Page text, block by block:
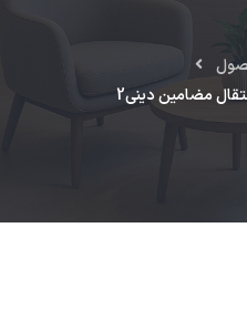
مضامین دینی2